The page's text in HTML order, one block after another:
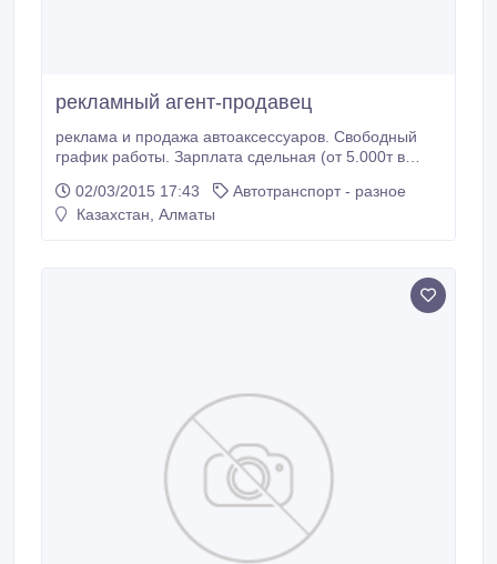
рекламный агент-продавец
реклама и продажа автоаксессуаров. Свободный
график работы. Зарплата сдельная (от 5.000т в
02/03/2015 17:43
Автотранспорт - разное
Казахстан, Алматы